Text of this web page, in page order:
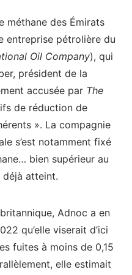
méthane des Émirats
entreprise pétrolière du
Oil Company), qui
président de la
accusée par The
de réduction de
». La compagnie
s’est notamment fixé
bien supérieur au
déjà atteint.
Adnoc a en
qu’elle viserait d’ici
fuites à moins de 0,15
elle estimait